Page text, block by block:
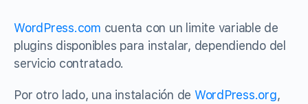
WordPress.com cuenta con un limite variable de
plugins disponibles para instalar, dependiendo del
servicio contratado.
Por otro lado, una instalación de WordPress.org,